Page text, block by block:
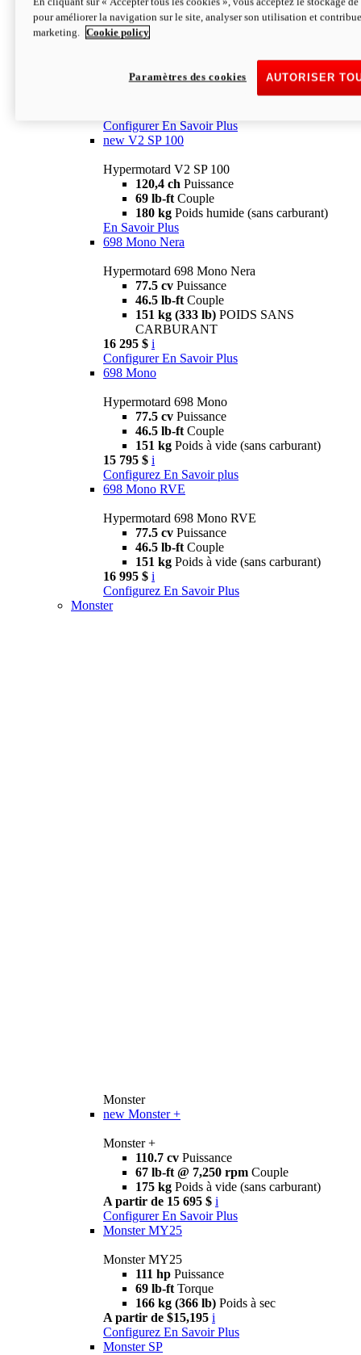
Configurer En Savoir Plus
newV2 SP
69 lb-ftCouple
Poids humide (sans carburant)
Configurer En Savoir Plus
new V2 SP 100
Hypermotard V2 SP 100
120,4 ch Puissance
69 lb-ft Couple
180 kg Poids humide (sans carburant)
En Savoir Plus
698 Mono Nera
Hypermotard 698 Mono Nera
77.5 cv Puissance
46.5 lb-ft Couple
151 kg (333 lb) POIDS SANS
CARBURANT
16 295 $ i
Configurer En Savoir Plus
698 Mono
Hypermotard 698 Mono
77.5 cv Puissance
46.5 lb-ft Couple
151 kg Poids à vide (sans carburant)
15 795 $ i
Configurez En Savoir plus
698 Mono RVE
Hypermotard 698 Mono RVE
77.5 cv Puissance
46.5 lb-ft Couple
151 kg Poids à vide (sans carburant)
16 995 $ i
Configurez En Savoir Plus
Monster
Monster
new Monster +
Monster +
110.7 cv Puissance
67 lb-ft @ 7,250 rpm Couple
175 kg Poids à vide (sans carburant)
A partir de 15 695 $ i
Configurer En Savoir Plus
Monster MY25
Monster MY25
111 hp Puissance
69 lb-ft Torque
166 kg (366 lb) Poids à sec
A partir de $15,195 i
Configurez En Savoir Plus
Monster SP
pour améliorer la navigation sur le site, analyser son utilisation et
marketing.
Cookie policy
AUTORISER
Paramètres des cookies